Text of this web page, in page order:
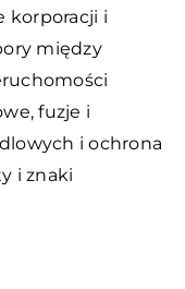
korporacji i
między
fuzje i
i ochrona
i znaki